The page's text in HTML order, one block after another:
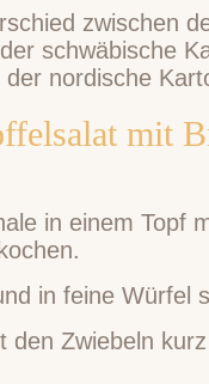
zwischen
schwäbische
nordische
mit
in einem Topf
in feine Würfel
den Zwiebeln